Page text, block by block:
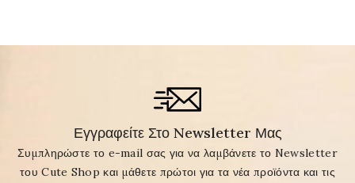
Εγγραφείτε Στο Newsletter Μας
Συμπληρώστε το e-mail σας για να λαμβάνετε το Newsletter
του Cute Shop και μάθετε πρώτοι για τα νέα προϊόντα και τις